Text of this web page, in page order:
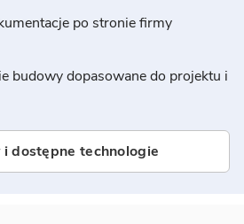
po stronie firmy
budowy dopasowane do projektu i
i dostępne technologie